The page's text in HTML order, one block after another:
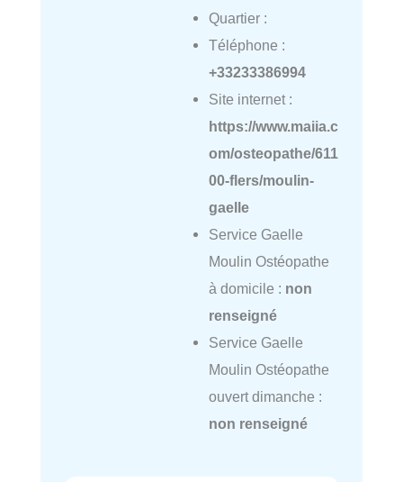
Quartier :
Téléphone :
+33233386994
Site internet :
https://www.maiia.c
om/osteopathe/611
00-flers/moulin-
gaelle
Service Gaelle
Moulin Ostéopathe
à domicile : non
renseigné
Service Gaelle
Moulin Ostéopathe
ouvert dimanche :
non renseigné